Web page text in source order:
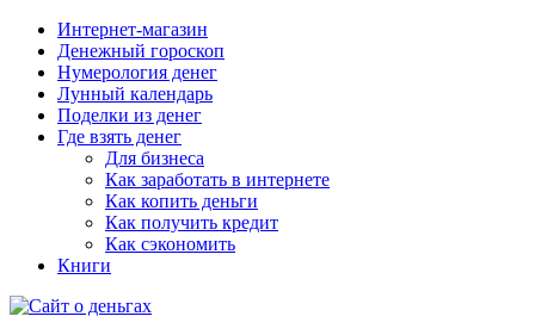
Интернет-магазин
Денежный гороскоп
Нумерология денег
Лунный календарь
Поделки из денег
Где взять денег
Для бизнеса
Как заработать в интернете
Как копить деньги
Как получить кредит
Как сэкономить
Книги